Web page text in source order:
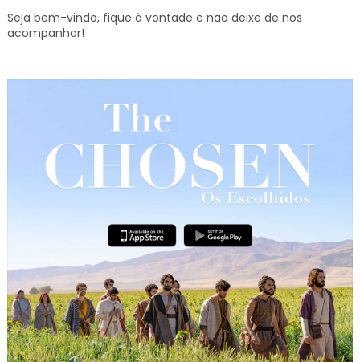
Seja bem-vindo, fique à vontade e não deixe de nos
acompanhar!